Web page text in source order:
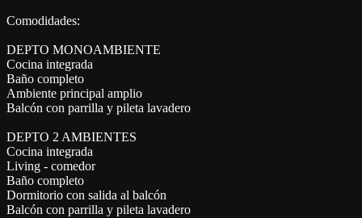
Comodidades:
DEPTO MONOAMBIENTE
Cocina integrada
Baño completo
Ambiente principal amplio
Balcón con parrilla y pileta lavadero
DEPTO 2 AMBIENTES
Cocina integrada
Living - comedor
Baño completo
Dormitorio con salida al balcón
Balcón con parrilla y pileta lavadero